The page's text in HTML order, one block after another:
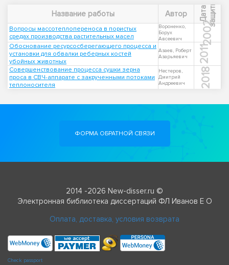
Название работы Автор Д
а
т
а
з
а
щ
и
ты
Вопросы массотеплопереноса в пористых
средах производства растительных масел
Вороненко,
Борух
Авсеевич
2002
Обоснование ресурсосберегающего процесса и
установки для обвалки реберных костей
убойных животных
Азаев, Роберт
Азарьяевич
2011
Совершенствование процесса сушки зерна
проса в СВЧ-аппарате с закрученными потоками
теплоносителя
Нестеров,
Дмитрий
Андреевич
2018
ФОРМА ОБРАТНОЙ СВЯЗИ
2014 -2026 New-disser.ru ©
Электронная библиотека диссертаций ФЛ Иванов Е О
Оплата, доставка, условия возврата
Check passport